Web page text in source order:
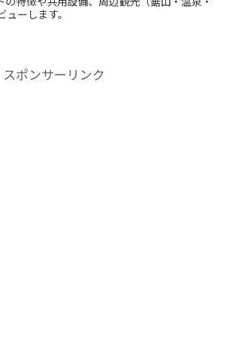
ーします。
スポンサーリンク